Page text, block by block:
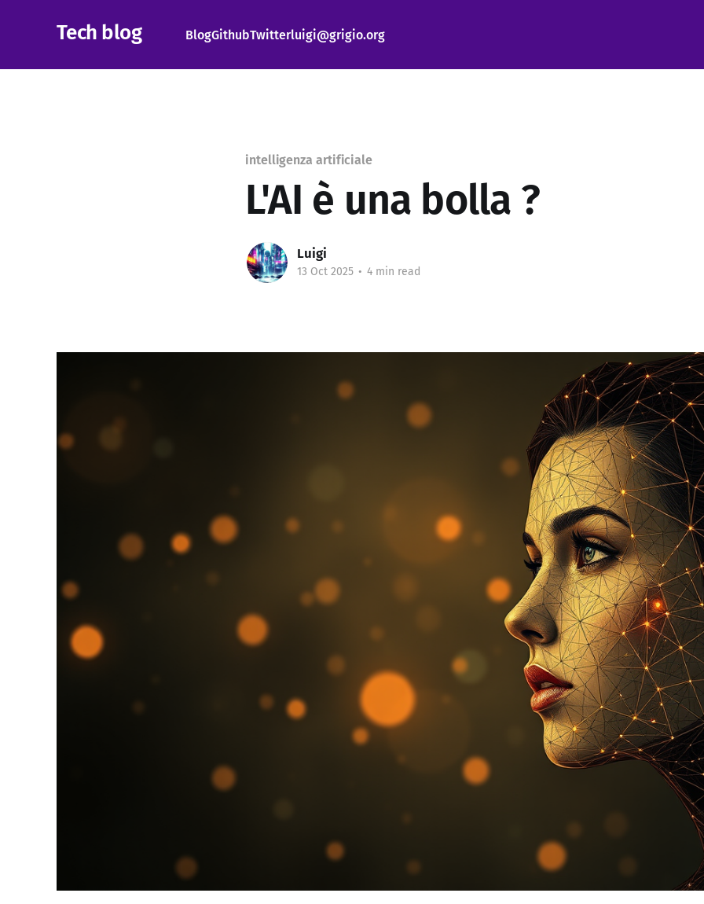
Tech blog BlogGithubTwitterluigi@grigio.org
intelligenza artificiale
L'AI è una bolla ?
Luigi
13 Oct 2025 • 4 min read